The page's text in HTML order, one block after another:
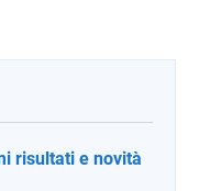
risultati e novità